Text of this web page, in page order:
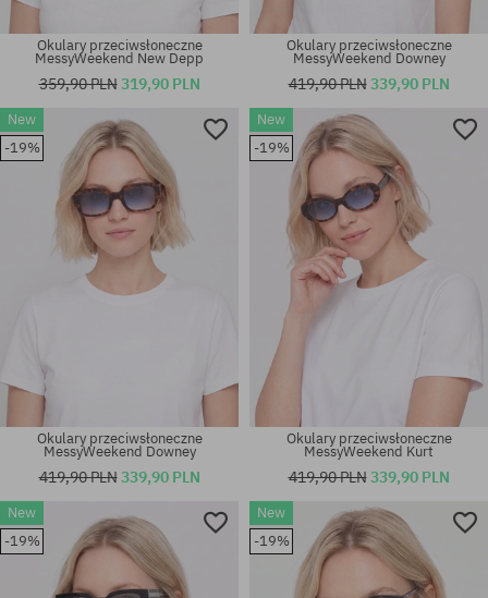
rozmiar uniwersalny
Okulary przeciwsłoneczne
MessyWeekend New Depp
359,90 PLN319,90 PLN
rozmiar uniwersalny
Okulary przeciwsłoneczne
MessyWeekend Downey
419,90 PLN339,90 PLN
New
-19%
Okulary przeciwsłoneczne
MessyWeekend Downey
419,90 PLN339,90 PLN
New
-19%
Okulary przeciwsłoneczne
MessyWeekend Kurt
419,90 PLN339,90 PLN
New
-19%
New
-19%